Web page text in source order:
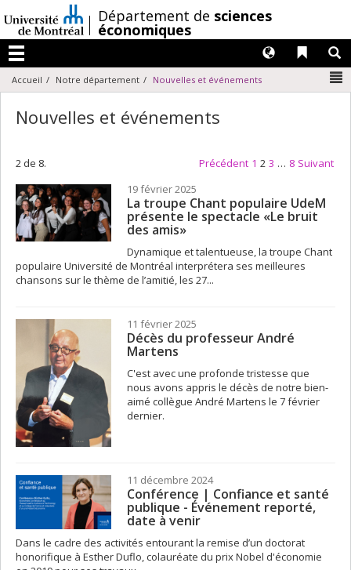
au
contenu
/Département de sciences
économiques
Menu
Liens
Langues
Accueil Notre département Nouvelles et événements
Nouvelles et événements
2 de 8. Précédent 1 2 3 … 8 Suivant
19 février 2025
La troupe Chant populaire UdeM
présente le spectacle «Le bruit
des amis»
Dynamique et talentueuse, la troupe Chant
populaire Université de Montréal interprétera ses meilleures
chansons sur le thème de l’amitié, les 27...
11 février 2025
Décès du professeur André
Martens
C'est avec une profonde tristesse que
nous avons appris le décès de notre bien-
aimé collègue André Martens le 7 février
dernier.
11 décembre 2024
Conférence | Confiance et santé
publique - Événement reporté,
date à venir
Dans le cadre des activités entourant la remise d’un doctorat
honorifique à Esther Duflo, colauréate du prix Nobel d'économie